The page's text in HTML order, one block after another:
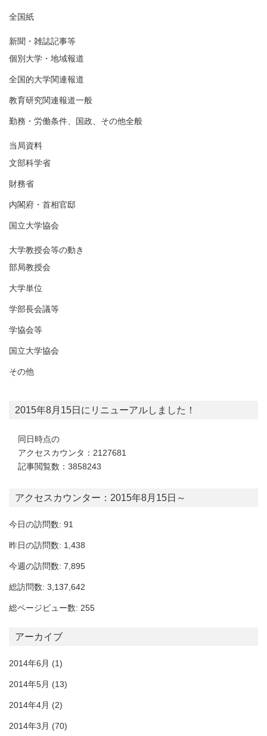
全国紙
新聞・雑誌記事等
個別大学・地域報道
全国的大学関連報道
教育研究関連報道一般
勤務・労働条件、国政、その他全般
当局資料
文部科学省
財務省
内閣府・首相官邸
国立大学協会
大学教授会等の動き
部局教授会
大学単位
学部長会議等
学協会等
国立大学協会
その他
2015年8月15日にリニューアルしました！
同日時点の
アクセスカウンタ：2127681
記事閲覧数：3858243
アクセスカウンター：2015年8月15日～
今日の訪問数: 91
昨日の訪問数: 1,438
今週の訪問数: 7,895
総訪問数: 3,137,642
総ページビュー数: 255
アーカイブ
2014年6月 (1)
2014年5月 (13)
2014年4月 (2)
2014年3月 (70)